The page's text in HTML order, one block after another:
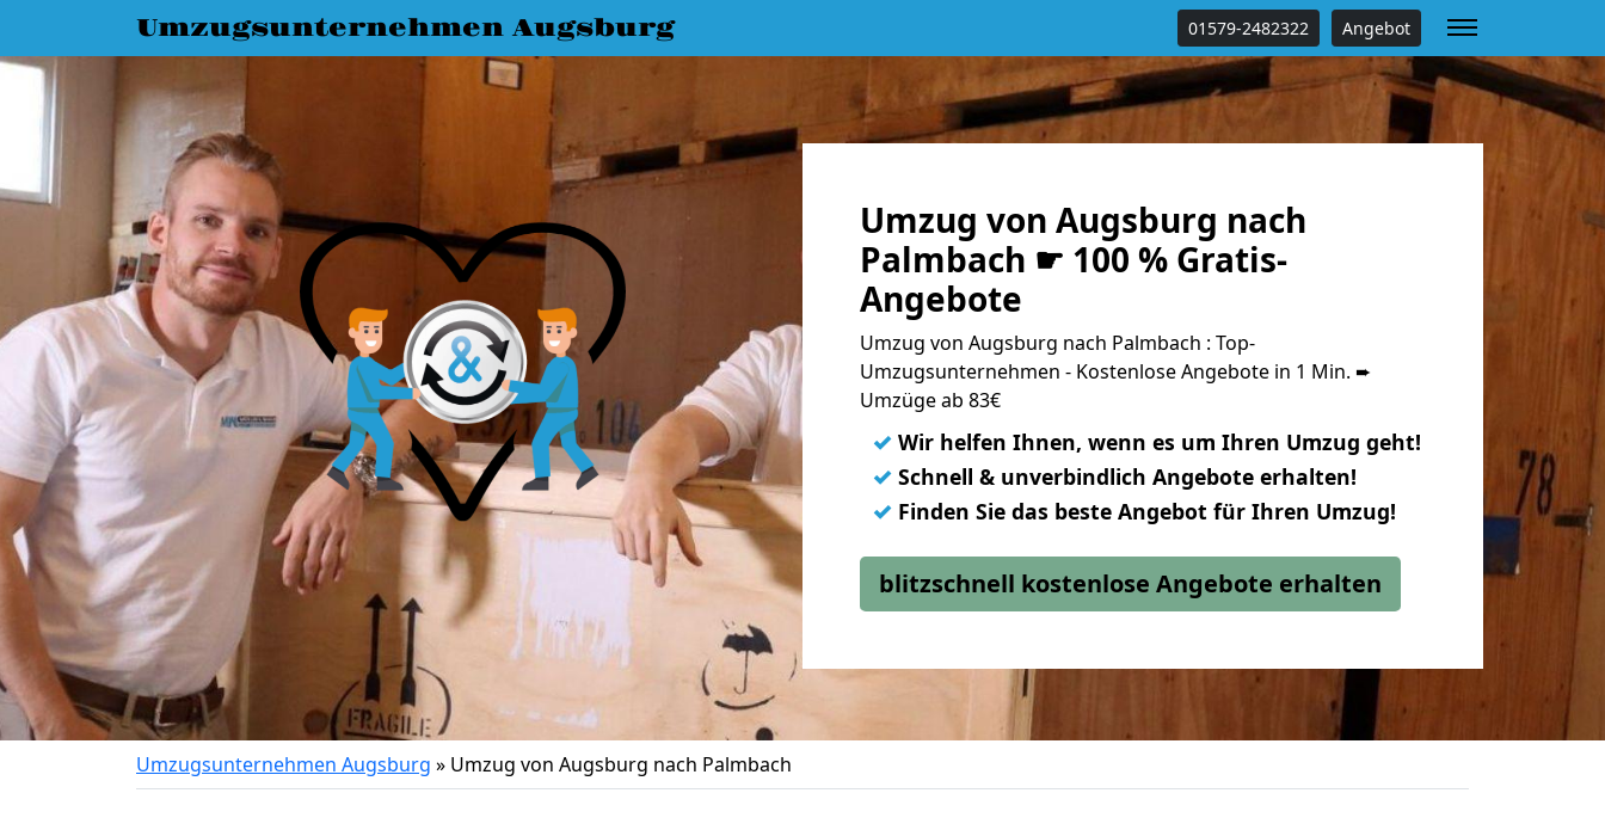
Umzugsunternehmen Augsburg 01579-2482322 Angebot
Umzug von Augsburg nach
Palmbach ☛ 100 % Gratis-
Angebote
Umzug von Augsburg nach Palmbach : Top-
Umzugsunternehmen - Kostenlose Angebote in 1 Min. ➨
Umzüge ab 83€
✓ Wir helfen Ihnen, wenn es um Ihren Umzug geht!
✓ Schnell & unverbindlich Angebote erhalten!
✓ Finden Sie das beste Angebot für Ihren Umzug!
blitzschnell kostenlose Angebote erhalten
Umzugsunternehmen Augsburg » Umzug von Augsburg nach Palmbach